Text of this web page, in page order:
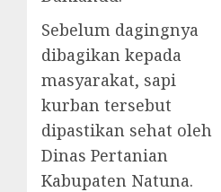
Sebelum dagingnya
dibagikan kepada
masyarakat, sapi
kurban tersebut
dipastikan sehat oleh
Dinas Pertanian
Kabupaten Natuna.